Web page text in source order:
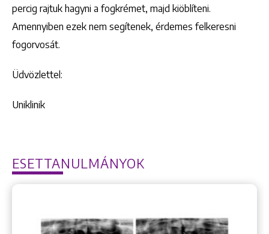
percig rajtuk hagyni a fogkrémet, majd kiöblíteni.
Amennyiben ezek nem segítenek, érdemes felkeresni
fogorvosát.
Üdvözlettel:
Uniklinik
ESETTANULMÁNYOK